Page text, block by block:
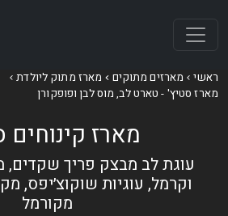
ראשי מארזים מתוקים
מארז מתוק ליולדת
מארז סטיץ' - טארט לב, מוס לבן ופופקורן
מארז קינוחים
עוגת לב מבצק פריך שקדים,
וקרמל, עוגיות שוקוצ׳יפס,
מקורמל